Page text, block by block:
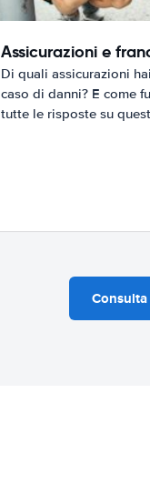
Assicurazioni e
Di quali assicurazioni
caso di danni? E come
tutte le risposte su